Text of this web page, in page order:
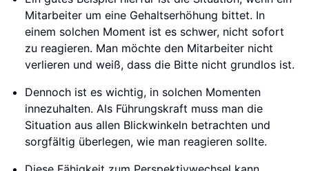
Mitarbeiter um eine Gehaltserhöhung bittet. In
einem solchen Moment ist es schwer, nicht sofort
zu reagieren. Man möchte den Mitarbeiter nicht
verlieren und weiß, dass die Bitte nicht grundlos ist.
Dennoch ist es wichtig, in solchen Momenten
innezuhalten. Als Führungskraft muss man die
Situation aus allen Blickwinkeln betrachten und
sorgfältig überlegen, wie man reagieren sollte.